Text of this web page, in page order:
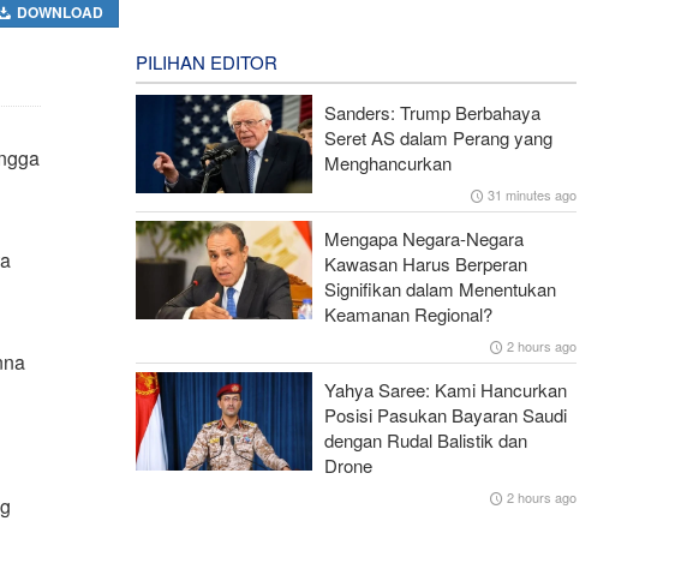
DOWNLOAD
PILIHAN EDITOR
Sanders: Trump Berbahaya
Seret AS dalam Perang yang
Menghancurkan
31 minutes ago
Mengapa Negara-Negara
Kawasan Harus Berperan
Signifikan dalam Menentukan
Keamanan Regional?
2 hours ago
Yahya Saree: Kami Hancurkan
Posisi Pasukan Bayaran Saudi
dengan Rudal Balistik dan
Drone
2 hours ago